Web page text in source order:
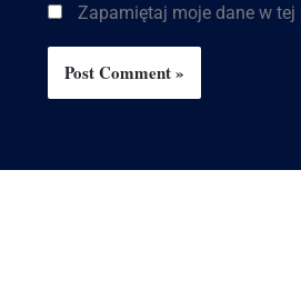
Zapamiętaj moje dane w